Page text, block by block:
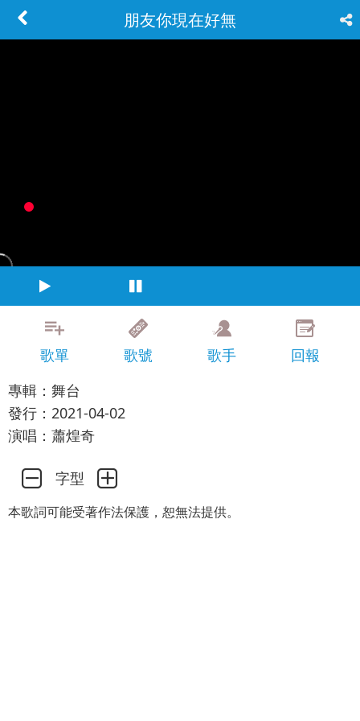
朋友你現在好無
歌單 歌號 歌手
回報
專輯：舞台
發行：2021-04-02
演唱：蕭煌奇
字型
本歌詞可能受著作法保護，恕無法提供。